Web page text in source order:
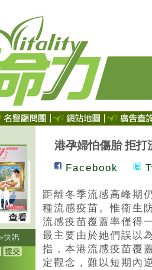
港孕婦怕傷胎 拒打
Facebook
距離冬季流感高峰期
種流感疫苗。惟衞生
流感疫苗覆蓋率僅得
最主要由於她們誤以
指，本港流感疫苗覆
定觀念，難以短期內